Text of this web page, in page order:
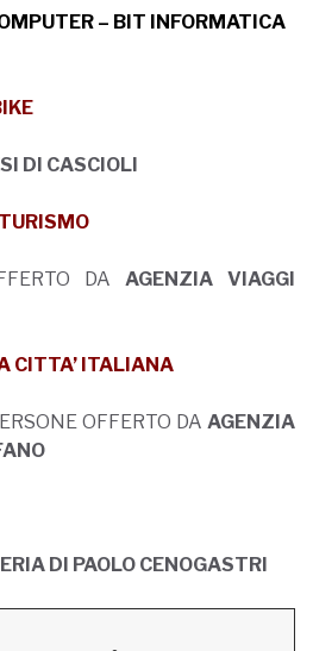
– BIT INFORMATICA
DI CASCIOLI
DA AGENZIA VIAGGI
CITTA’ ITALIANA
OFFERTO DA AGENZIA
DI PAOLO CENOGASTRI